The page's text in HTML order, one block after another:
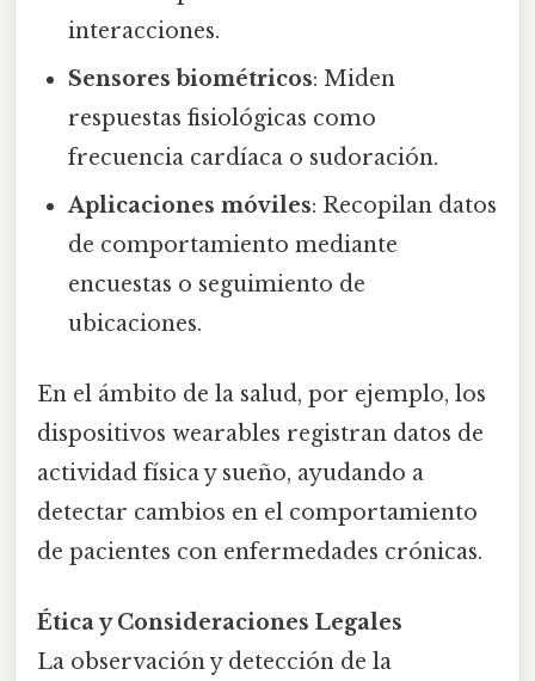
interacciones.
Sensores biométricos: Miden
respuestas fisiológicas como
frecuencia cardíaca o sudoración.
Aplicaciones móviles: Recopilan datos
de comportamiento mediante
encuestas o seguimiento de
ubicaciones.
En el ámbito de la salud, por ejemplo, los
dispositivos wearables registran datos de
actividad física y sueño, ayudando a
detectar cambios en el comportamiento
de pacientes con enfermedades crónicas.
Ética y Consideraciones Legales
La observación y detección de la